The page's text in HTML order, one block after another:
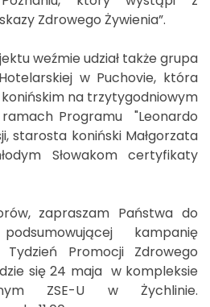
Zdrowego Żywienia”.
weźmie udział także grupa
w Puchovie, która
na trzytygodniowym
Programu "Leonardo
starosta koniński Małgorzata
Słowakom certyfikaty
zapraszam Państwa do
kampanię
Tydzień Promocji Zdrowego
się 24 maja w kompleksie
ZSE-U w Żychlinie.